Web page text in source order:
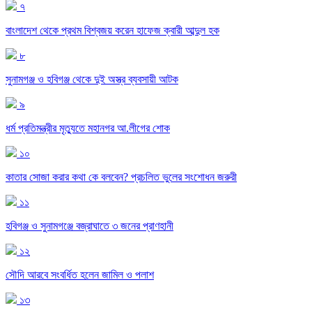
৭
বাংলাদেশ থেকে প্রথম বিশ্বজয় করেন হাফেজ ক্বারী আব্দুল হক
৮
সুনামগঞ্জ ও হবিগঞ্জ থেকে দুই অস্ত্র ব্যবসায়ী আটক
৯
ধর্ম প্রতিমন্ত্রীর মৃত্যুতে মহানগর আ.লীগের শোক
১০
কাতার সোজা করার কথা কে বলবেন? প্রচলিত ভুলের সংশোধন জরুরী
১১
হবিগঞ্জ ও সুনামগঞ্জে বজ্রাঘাতে ৩ জনের প্রাণহানী
১২
সৌদি আরবে সংবর্ধিত হলেন জামিল ও পলাশ
১৩